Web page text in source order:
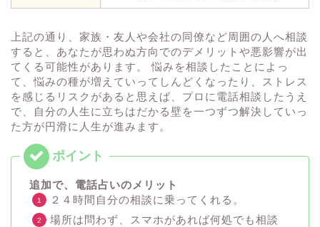
上記の通り、家族・友人や会社の同僚など周囲の人へ相談
すると、あなたが思わぬ方向でのデメリットや悪影響が出
てくる可能性があります。 悩みを相談したことによっ
て、悩みの種が増えていってしんどくなったり、ストレス
を感じるリスクがあると思えば、プロに電話相談したうえ
で、自分の人生に立ちはだかる壁を一つずつ解決していっ
た方が円滑に人生が進みます。
追加で、電話占いのメリット
２４時間自分の相談に乗ってくれる。
場所は問わず、スマホがあれば何処でも相談